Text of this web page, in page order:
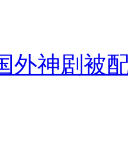
外神剧被